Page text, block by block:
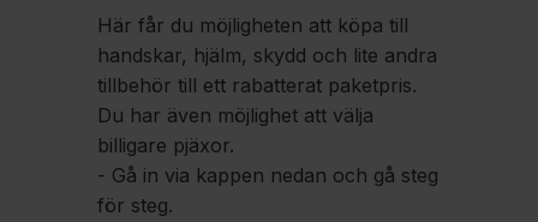
Här får du möjligheten att köpa till
handskar, hjälm, skydd och lite andra
tillbehör till ett rabatterat paketpris.
Du har även möjlighet att välja
billigare pjäxor.
- Gå in via kappen nedan och gå steg
för steg.